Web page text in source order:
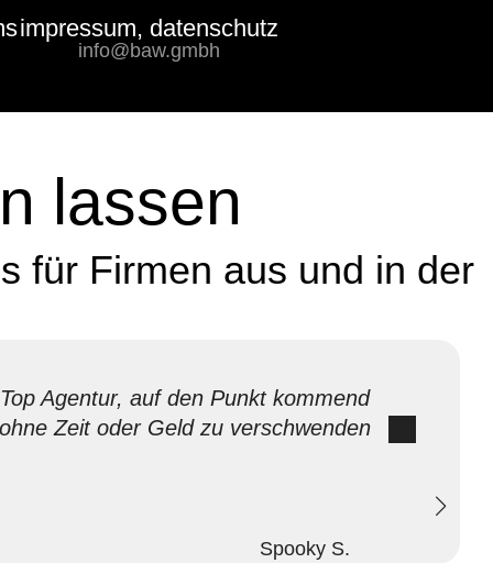
impressum, datenschutz
info@baw.gmbh
lassen
für Firmen aus und in der
Top Agentur, auf den Punkt kommend
ohne Zeit oder Geld zu verschwenden
Spooky S.